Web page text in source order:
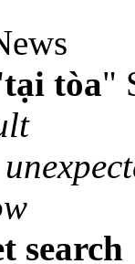
tại tòa"
search